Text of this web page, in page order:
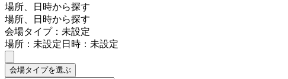
場所、日時から探す
場所、日時から探す
会場タイプ：未設定
場所：未設定日時：未設定
会場タイプを選ぶ